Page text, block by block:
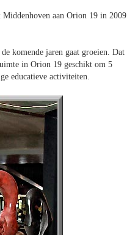
aan Orion 19 in 2009
komende jaren gaat groeien. Dat
in Orion 19 geschikt om 5
educatieve activiteiten.